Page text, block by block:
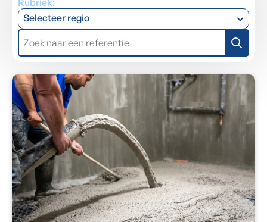
Rubriek:
Selecteer regio